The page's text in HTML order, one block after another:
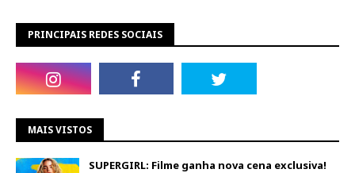
PRINCIPAIS REDES SOCIAIS
MAIS VISTOS
SUPERGIRL: Filme ganha nova cena exclusiva!